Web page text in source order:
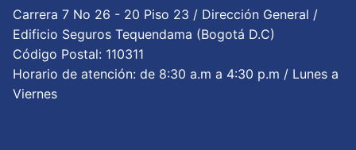
Carrera 7 No 26 - 20 Piso 23 / Dirección General /
Edificio Seguros Tequendama (Bogotá D.C)
Código Postal: 110311
Horario de atención: de 8:30 a.m a 4:30 p.m / Lunes a
Viernes